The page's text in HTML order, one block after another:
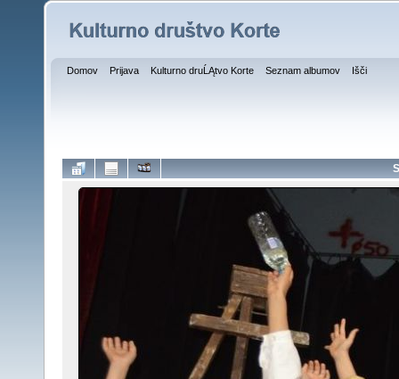
Domov Prijava Kulturno druĹĄtvo Korte Seznam albumov Išči